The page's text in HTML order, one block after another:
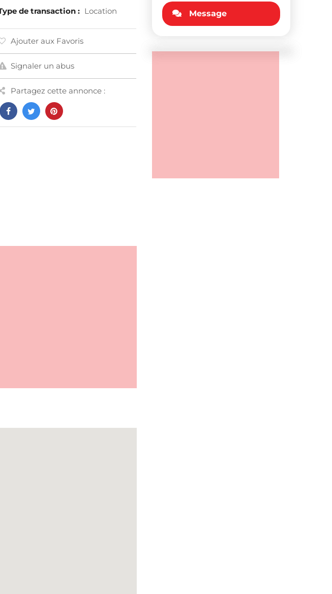
de transaction : Location
Ajouter aux Favoris
Signaler un abus
Partagez cette annonce :
Message